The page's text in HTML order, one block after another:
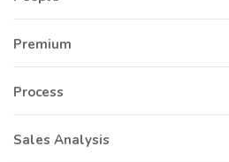
Premium
Process
Sales Analysis